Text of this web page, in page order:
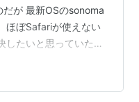
が 最新OSのsonoma
ほぼSafariが使えない
したいと思っていたが
トするが、そこで情
定環境下において発生